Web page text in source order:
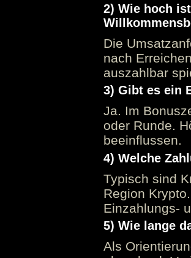
2) Wie hoch
Die
nach
auszahlbar
3) Gibt es ein
Ja. Im
oder Runde.
beeinflussen.
4) Welche
Typisch sind
Region
Einzahlungs-
5) Wie lange
Als